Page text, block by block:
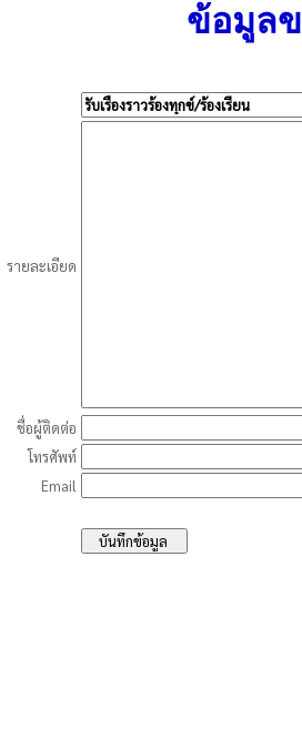
ข้อมูล
รายละเอียด
ชื่อผู้ติดต่อ
โทรศัพท์
Email